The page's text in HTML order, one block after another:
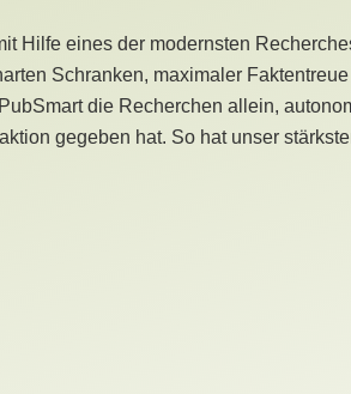
Hilfe eines der modernsten
Schranken, maximaler
die Recherchen allein,
gegeben hat. So hat unser